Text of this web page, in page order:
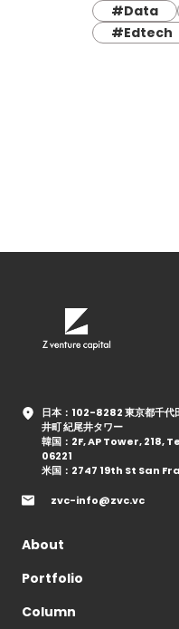
#Data
#Edtech
日本：102-8282 東京都千代
井町 紀尾井タワー
韓国：2F, AP Tower,
06221
米国：2747 19th St San
zvc-info@zvc.vc
About
Portfolio
Column